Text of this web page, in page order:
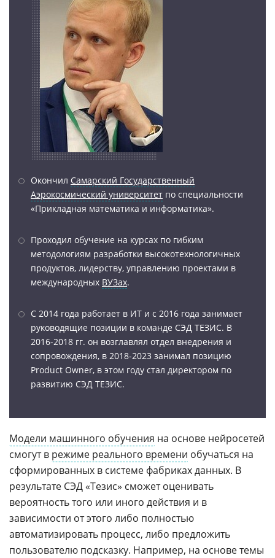
Окончил Самарский Государственный
Аэрокосмический университет по специальности
«Прикладная математика и информатика».
Проходил обучение на курсах по гибким
методологиям разработки высокотехнологичных
продуктов, лидерству, управлению проектами в
международных ВУЗах.
С 2014 года работает в ИТ и с 2016 года занимает
руководящие позиции в команде СЭД ТЕЗИС. В
2016-2018 гг. он возглавлял отдел внедрения и
сопровождения, в 2018-2023 занимал позицию
Product Owner, в этом году стал директором по
развитию СЭД ТЕЗИС.
Модели машинного обучения на основе нейросетей
смогут в режиме реального времени обучаться на
сформированных в системе фабриках данных. В
результате СЭД «Тезис» сможет оценивать
вероятность того или иного действия и в
зависимости от этого либо полностью
автоматизировать процесс, либо предложить
пользователю подсказку. Например, на основе темы